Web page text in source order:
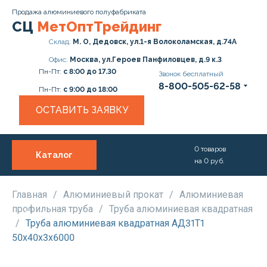
Продажа алюминиевого полуфабриката
СЦ МетОптТрейдинг
Склад: М. О, Дедовск, ул.1-я Волоколамская, д.74А
Офис: Москва, ул.Героев Панфиловцев, д.9 к.3
Пн-Пт: с 8:00 до 17.30
Пн-Пт: с 9:00 до 18:00
Звонок бесплатный
8-800-505-62-58
ОСТАВИТЬ ЗАЯВКУ
Каталог
Прайс
Доставка и Оплата
0 товаров
на 0 руб.
Главная / Алюминиевый прокат / Алюминиевая
профильная труба / Труба алюминиевая квадратная
/ Труба алюминиевая квадратная АД31Т1
50х40х3х6000